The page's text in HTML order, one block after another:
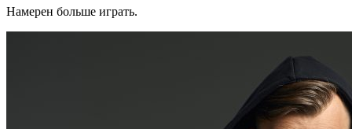
Намерен больше играть.